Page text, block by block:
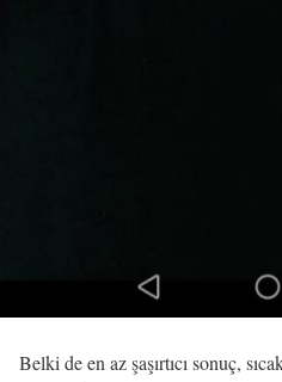
Belki de en az şaşırtıcı sonuç,